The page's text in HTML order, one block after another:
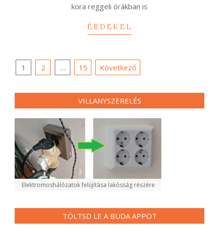
kora reggeli órákban is
ÉRDEKEL
Bejegyzések
1 2 … 15 Következő
VILLANYSZERELÉS
Elektromoshálózatok felújítása lakósság részére
TÖLTSD LE A BUDA APPOT